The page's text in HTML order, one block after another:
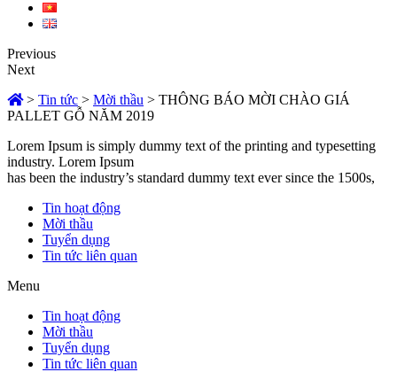
Previous
Next
> Tin tức > Mời thầu > THÔNG BÁO MỜI CHÀO GIÁ
PALLET GỖ NĂM 2019
Lorem Ipsum is simply dummy text of the printing and typesetting
industry. Lorem Ipsum
has been the industry’s standard dummy text ever since the 1500s,
Tin hoạt động
Mời thầu
Tuyển dụng
Tin tức liên quan
Menu
Tin hoạt động
Mời thầu
Tuyển dụng
Tin tức liên quan